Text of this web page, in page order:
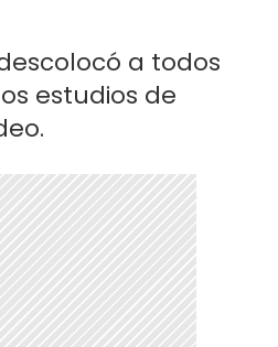
a todos
estudios de